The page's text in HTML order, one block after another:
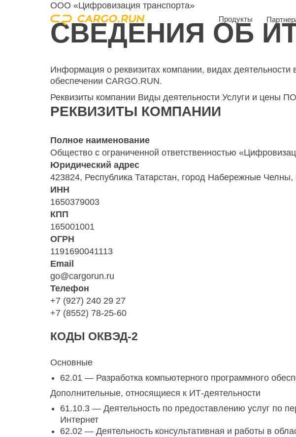
Продукты
ООО «Цифровизация транспорта»
СВЕДЕНИЯ ОБ
Информация о реквизитах компании, видах
обеспечении CARGO.RUN.
Реквизиты компании Виды деятельности Услуги и цены ПО
РЕКВИЗИТЫ КОМПАНИИ
Полное наименование
Общество с ограниченной ответственностью
Юридический адрес
423824, Республика Татарстан, город Набережные
ИНН
1650379003
КПП
165001001
ОГРН
1191690041113
Email
go@cargorun.ru
Телефон
+7 (927) 240 29 27
+7 (8552) 78-25-60
КОДЫ ОКВЭД-2
Основные
62.01 — Разработка компьютерного программного
Дополнительные, относящиеся к ИТ-деятельности
61.10.3 — Деятельность по предоставлению услуг по
Интернет
62.02 — Деятельность консультативная и работы в